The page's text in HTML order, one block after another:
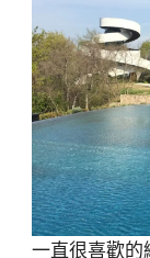
一直很喜歡